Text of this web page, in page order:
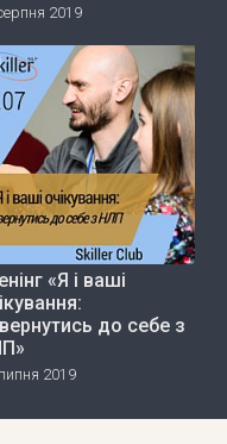
2019
«Я і ваші
до себе з
2019